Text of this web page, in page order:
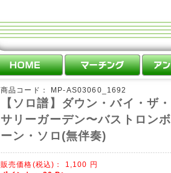
商品コード： MP-AS03060_1692
【ソロ譜】ダウン・バイ・ザ・
サリーガーデン〜バストロンボ
ーン・ソロ(無伴奏)
販売価格(税込)： 1,100 円